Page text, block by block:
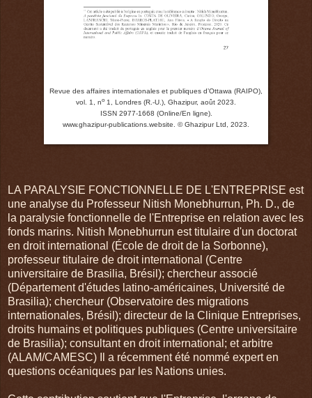
Revue des affaires internationales et publiques d’Ottawa (RAIPO),
vol. 1, no 1, Londres (R.-U.), Ghazipur, août 2023.
ISSN 2977-1668 (Online/En ligne).
www.ghazipur-publications.website. © Ghazipur Ltd, 2023.
LA PARALYSIE FONCTIONNELLE DE L'ENTREPRISE est
une analyse du Professeur Nitish Monebhurrun, Ph. D., de
la paralysie fonctionnelle de l'Entreprise en relation avec les
fonds marins. Nitish Monebhurrun est titulaire d'un doctorat
en droit international (École de droit de la Sorbonne),
professeur titulaire de droit international (Centre
universitaire de Brasilia, Brésil); chercheur associé
(Département d'études latino-américaines, Université de
Brasilia); chercheur (Observatoire des migrations
internationales, Brésil); directeur de la Clinique Entreprises,
droits humains et politiques publiques (Centre universitaire
de Brasilia); consultant en droit international; et arbitre
(ALAM/CAMESC) Il a récemment été nommé expert en
questions océaniques par les Nations unies.